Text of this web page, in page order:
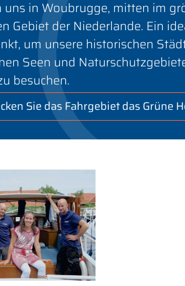
uns in Woubrugge, mitten im
Gebiet der Niederlande. Ein
um unsere historischen
Seen und
besuchen.
Sie das Fahrgebiet das Grüne